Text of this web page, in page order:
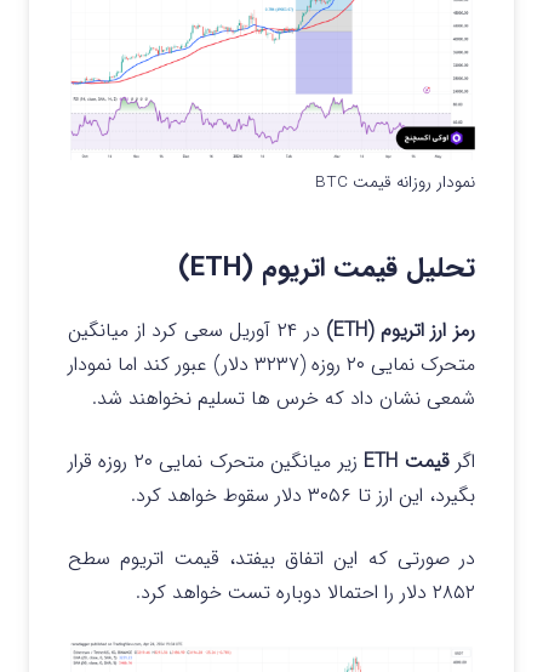
نمودار روزانه قیمت BTC
تحلیل قیمت اتریوم (ETH)
رمز ارز اتریوم (ETH)
در ۲۴ آوریل سعی کرد از میانگین
متحرک نمایی ۲۰ روزه (۳۲۳۷ دلار) عبور کند اما نمودار
شمعی نشان داد که خرس ها تسلیم نخواهند شد.
اگر قیمت ETH
زیر میانگین متحرک نمایی ۲۰ روزه قرار
بگیرد، این ارز تا ۳۰۵۶ دلار سقوط خواهد کرد.
در صورتی که این اتفاق بیفتد، قیمت اتریوم سطح
۲۸۵۲ دلار را احتمالا دوباره تست خواهد کرد.